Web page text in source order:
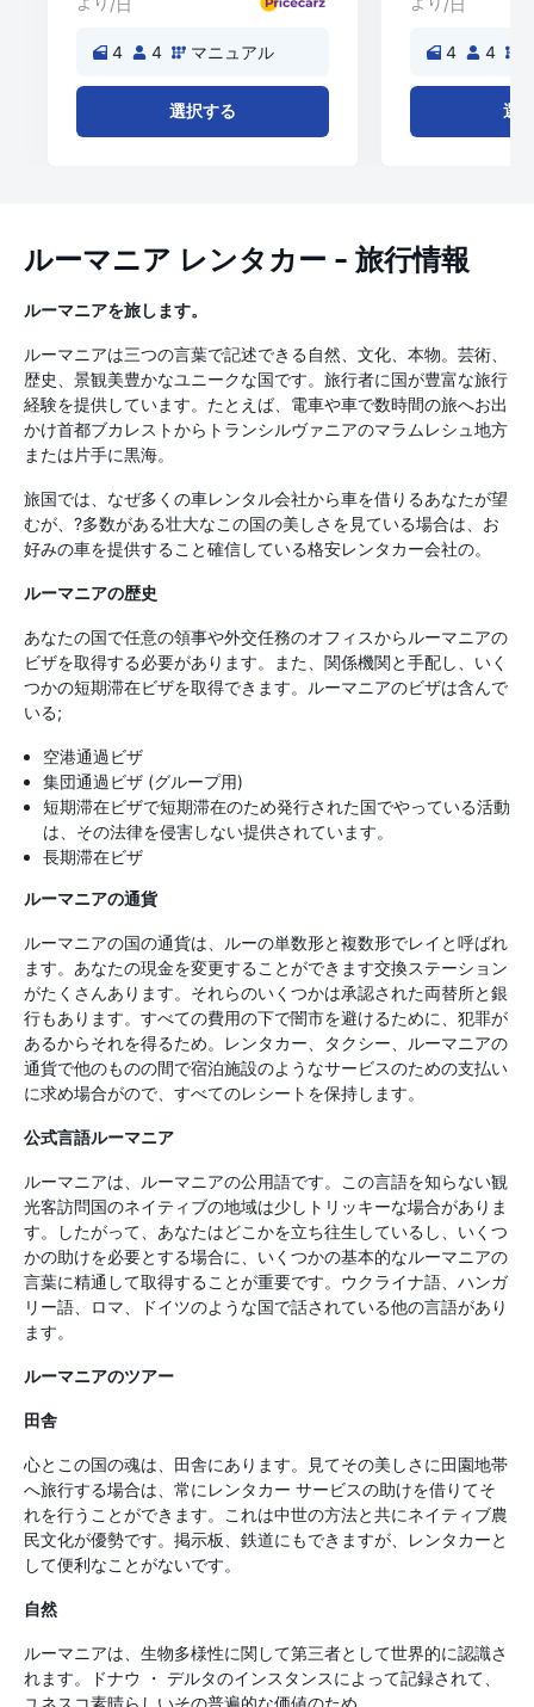
/日
4 4 マニュアル
選択する
/日
4 4
選
ルーマニア レンタカー - 旅行情報
ルーマニアを旅します。
ルーマニアは三つの言葉で記述できる自然、文化、本物。芸術、
歴史、景観美豊かなユニークな国です。旅行者に国が豊富な旅行
経験を提供しています。たとえば、電車や車で数時間の旅へお出
かけ首都ブカレストからトランシルヴァニアのマラムレシュ地方
または片手に黒海。
旅国では、なぜ多くの車レンタル会社から車を借りるあなたが望
むが、?多数がある壮大なこの国の美しさを見ている場合は、お
好みの車を提供すること確信している格安レンタカー会社の。
ルーマニアの歴史
あなたの国で任意の領事や外交任務のオフィスからルーマニアの
ビザを取得する必要があります。また、関係機関と手配し、いく
つかの短期滞在ビザを取得できます。ルーマニアのビザは含んで
いる;
空港通過ビザ
集団通過ビザ (グループ用)
短期滞在ビザで短期滞在のため発行された国でやっている活動
は、その法律を侵害しない提供されています。
長期滞在ビザ
ルーマニアの通貨
ルーマニアの国の通貨は、ルーの単数形と複数形でレイと呼ばれ
ます。あなたの現金を変更することができます交換ステーション
がたくさんあります。それらのいくつかは承認された両替所と銀
行もあります。すべての費用の下で闇市を避けるために、犯罪が
あるからそれを得るため。レンタカー、タクシー、ルーマニアの
通貨で他のものの間で宿泊施設のようなサービスのための支払い
に求め場合がので、すべてのレシートを保持します。
公式言語ルーマニア
ルーマニアは、ルーマニアの公用語です。この言語を知らない観
光客訪問国のネイティブの地域は少しトリッキーな場合がありま
す。したがって、あなたはどこかを立ち往生しているし、いくつ
かの助けを必要とする場合に、いくつかの基本的なルーマニアの
言葉に精通して取得することが重要です。ウクライナ語、ハンガ
リー語、ロマ、ドイツのような国で話されている他の言語があり
ます。
ルーマニアのツアー
田舎
心とこの国の魂は、田舎にあります。見てその美しさに田園地帯
へ旅行する場合は、常にレンタカー サービスの助けを借りてそ
れを行うことができます。これは中世の方法と共にネイティブ農
民文化が優勢です。掲示板、鉄道にもできますが、レンタカーと
して便利なことがないです。
自然
ルーマニアは、生物多様性に関して第三者として世界的に認識さ
れます。ドナウ ・ デルタのインスタンスによって記録されて、
ユネスコ素晴らしいその普遍的な価値のため。